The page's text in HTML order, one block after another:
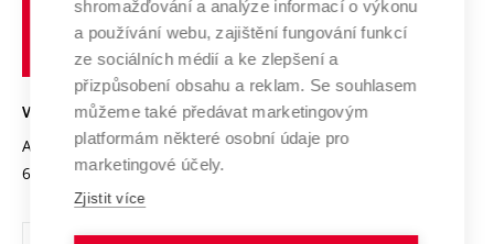
Transfer znalostí
Open Science
Projekty
Projekty ze strukturálních fondů
Specifický výzkum
Služby univerzity
Mezinárodní dohody
Univerzitní sítě
Udržitelná univerzita
Podnikavá univerzita / ContriBUTe
Bezpečná univerzita
Vyznamenání
Organizační struktura
učení
technické
VYSOKÉ UČENÍ TECHNICKÉ V BRNĚ
Antonínská 548/1
602 00 Brno
www.vut.cz
vut@vutbr.cz
shromažďování a analýze informací o výkonu
a používání webu, zajištění fungování funkcí
ze sociálních médií a ke zlepšení a
přizpůsobení obsahu a reklam. Se souhlasem
můžeme také předávat marketingovým
platformám některé osobní údaje pro
marketingové účely.
Zjistit více